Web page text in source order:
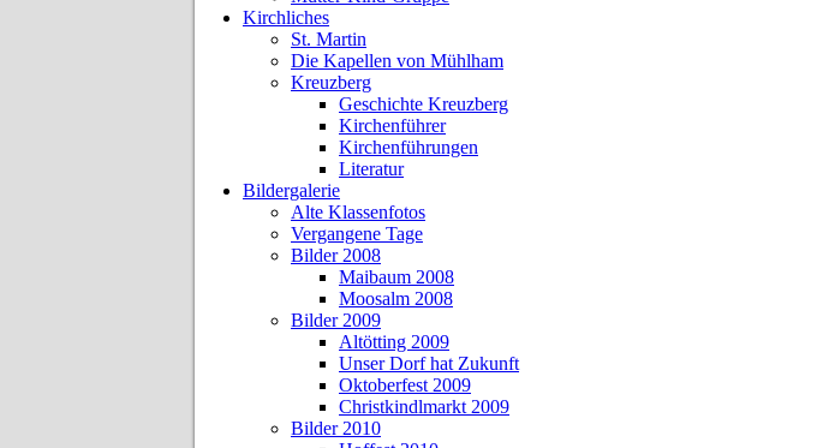
Kirchliches
St. Martin
Die Kapellen von Mühlham
Kreuzberg
Geschichte Kreuzberg
Kirchenführer
Kirchenführungen
Literatur
Bildergalerie
Alte Klassenfotos
Vergangene Tage
Bilder 2008
Maibaum 2008
Moosalm 2008
Bilder 2009
Altötting 2009
Unser Dorf hat Zukunft
Oktoberfest 2009
Christkindlmarkt 2009
Bilder 2010